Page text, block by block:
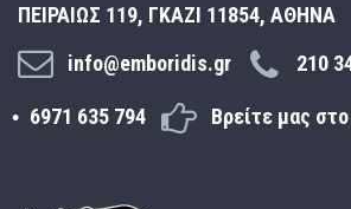
ΠΕΙΡΑΙΩΣ 119, ΓΚΑΖΙ 11854, ΑΘΗΝΑ
info@emboridis.gr
210
6971 635 794 Βρείτε μας